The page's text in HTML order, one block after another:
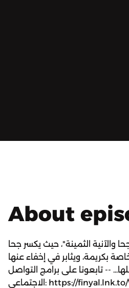
About
الثمينة"، حيث يكسر جحا
بكريمة، ويثابر في إخفاء عنها
-- تابعونا على برامج التواصل
الاجتماعي: https://finyal.lnk.to/WFbH2Kms للإشتراك